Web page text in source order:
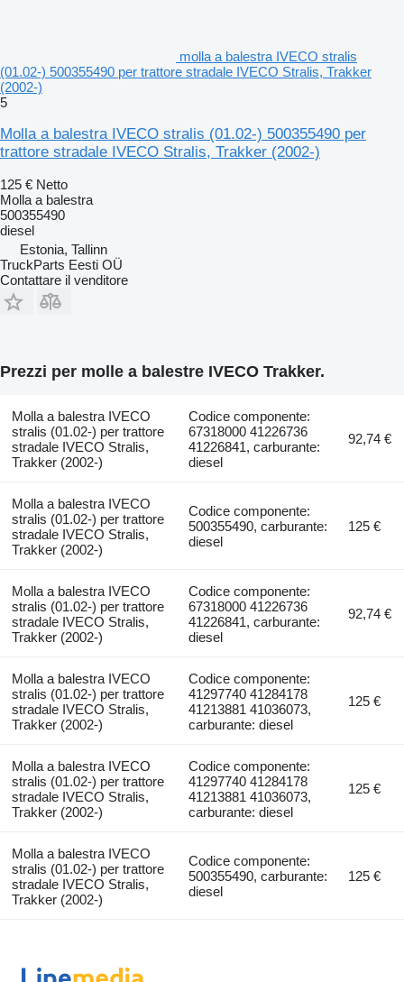
molla a balestra IVECO stralis
(01.02-) 500355490 per trattore stradale IVECO Stralis, Trakker
(2002-)
5
Molla a balestra IVECO stralis (01.02-) 500355490 per
trattore stradale IVECO Stralis, Trakker (2002-)
125 € Netto
Molla a balestra
500355490
diesel
Estonia, Tallinn
TruckParts Eesti OÜ
Contattare il venditore
Prezzi per molle a balestre IVECO Trakker.
Molla a balestra IVECO
stralis (01.02-) per trattore
stradale IVECO Stralis,
Trakker (2002-)
Codice componente:
67318000 41226736
41226841, carburante:
diesel
92,74 €
Molla a balestra IVECO
stralis (01.02-) per trattore
stradale IVECO Stralis,
Trakker (2002-)
Codice componente:
500355490, carburante:
diesel
125 €
Molla a balestra IVECO
stralis (01.02-) per trattore
stradale IVECO Stralis,
Trakker (2002-)
Codice componente:
67318000 41226736
41226841, carburante:
diesel
92,74 €
Molla a balestra IVECO
stralis (01.02-) per trattore
stradale IVECO Stralis,
Trakker (2002-)
Codice componente:
41297740 41284178
41213881 41036073,
carburante: diesel
125 €
Molla a balestra IVECO
stralis (01.02-) per trattore
stradale IVECO Stralis,
Trakker (2002-)
Codice componente:
41297740 41284178
41213881 41036073,
carburante: diesel
125 €
Molla a balestra IVECO
stralis (01.02-) per trattore
stradale IVECO Stralis,
Trakker (2002-)
Codice componente:
500355490, carburante:
diesel
125 €